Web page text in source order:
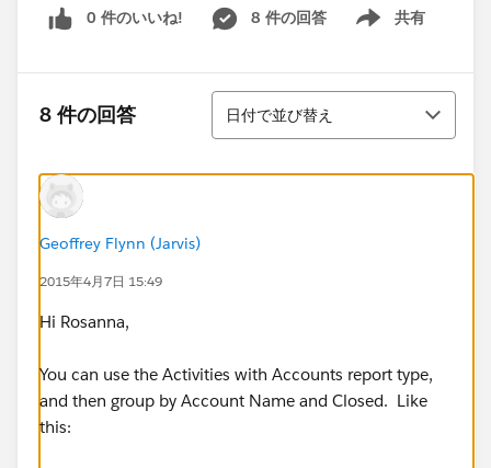
0 件のいいね! 8 件の回答 共有
Show menu
8 件の回答
並び替え
日付で並び替え
Geoffrey Flynn (Jarvis)
2015年4月7日 15:49
Hi Rosanna,
You can use the Activities with Accounts report type,
and then group by Account Name and Closed. Like
this: